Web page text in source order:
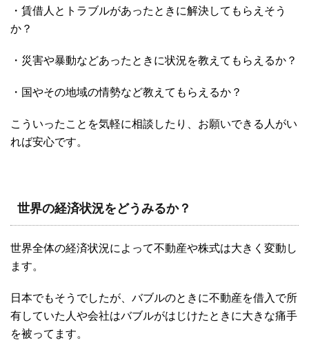
・賃借人とトラブルがあったときに解決してもらえそう
か？
・災害や暴動などあったときに状況を教えてもらえるか？
・国やその地域の情勢など教えてもらえるか？
こういったことを気軽に相談したり、お願いできる人がい
れば安心です。
世界の経済状況をどうみるか？
世界全体の経済状況によって不動産や株式は大きく変動し
ます。
日本でもそうでしたが、バブルのときに不動産を借入で所
有していた人や会社はバブルがはじけたときに大きな痛手
を被ってます。